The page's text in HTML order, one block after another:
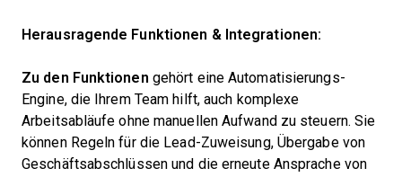
Herausragende Funktionen & Integrationen:
Zu den Funktionen gehört eine Automatisierungs-
Engine, die Ihrem Team hilft, auch komplexe
Arbeitsabläufe ohne manuellen Aufwand zu steuern. Sie
können Regeln für die Lead-Zuweisung, Übergabe von
Geschäftsabschlüssen und die erneute Ansprache von